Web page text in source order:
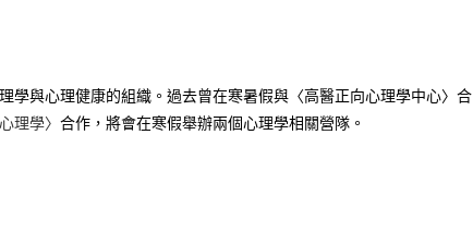
學與心理健康的組織。過去曾在寒暑假與〈高醫正向心理學中心〉合
理學〉 合作，將會在寒假舉辦兩個心理學相關營隊。